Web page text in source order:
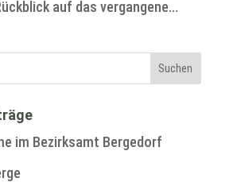
auf das vergangene...
im Bezirksamt Bergedorf